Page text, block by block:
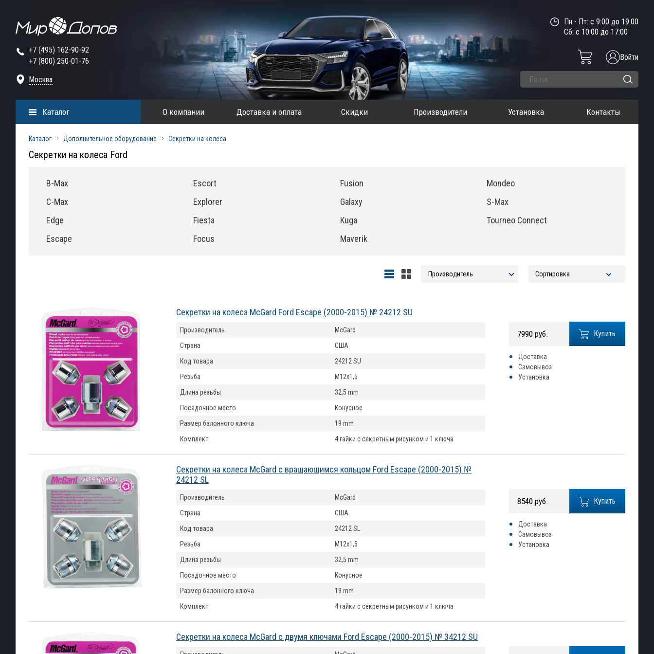
+7 (495) 162-90-92
+7 (800) 250-01-76
Москва
Пн - Пт: с 9:00 до 19:00
Сб: с 10:00 до 17:00
Войти
О компании Доставка и оплата Скидки Производители Установка Контакты
Каталог
Каталог Дополнительное оборудование Секретки на колеса
Секретки на колеса Ford
B-Max
C-Max
Edge
Escape
Escort
Explorer
Fiesta
Focus
Fusion
Galaxy
Kuga
Maverik
Mondeo
S-Max
Tourneo Connect
Секретки на колеса McGard Ford Escape (2000-2015) № 24212 SU
Купить
7990 руб.
Доставка
Самовывоз
Установка
Производитель
McGard
Страна
США
Код товара
24212 SU
Резьба
M12x1,5
Длина резьбы
32,5 mm
Посадочное место
Конусное
Размер балонного ключа
19 mm
Комплект
4 гайки с секретным рисунком и 1 ключа
Секретки на колеса McGard с вращающимся кольцом Ford Escape (2000-2015) №
24212 SL
Купить
8540 руб.
Доставка
Самовывоз
Установка
Производитель
McGard
Страна
США
Код товара
24212 SL
Резьба
M12x1,5
Длина резьбы
32,5 mm
Посадочное место
Конусное
Размер балонного ключа
19 mm
Комплект
4 гайки с секретным рисунком и 1 ключа
Секретки на колеса McGard с двумя ключами Ford Escape (2000-2015) № 34212 SU